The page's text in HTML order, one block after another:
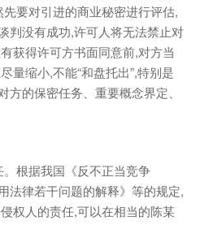
要对引进的商业秘密进行评估,
判没有成功,许可人将无法禁止对
获得许可方书面同意前,对方当
量缩小,不能“和盘托出”,特别是
的保密任务、重要概念界定、
根据我国《反不正当竞争
法律若干问题的解释》等的规定,
权人的责任,可以在相当的陈某